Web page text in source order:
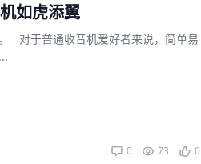
如虎添翼
对于普通收音机爱好者来说，简单易
0 73 0